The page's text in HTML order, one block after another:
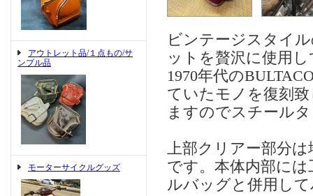
アウトレット品/１点もの/サ
ンプル品
モーターサイクルグッズ
ビンテージスタイ
ットを贅沢に使用
1970年代の
ていたモノを復刻
ますのでスチール
上部クリアー部分
です。本体内部に
ルバッグと併用し